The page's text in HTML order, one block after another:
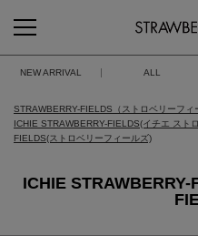
NEW ARRIVAL ALL
STRAWBERRY-FIELDS（ストロベリーフィ
ICHIE STRAWBERRY-FIELDS(イチエ スト
FIELDS(ストロベリーフィールズ)
ICHIE